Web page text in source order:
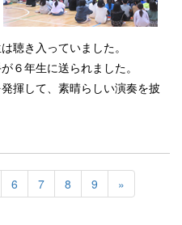
聴き入っていました。
６年生に送られました。
揮して、素晴らしい演奏を披
6 7 8 9 »